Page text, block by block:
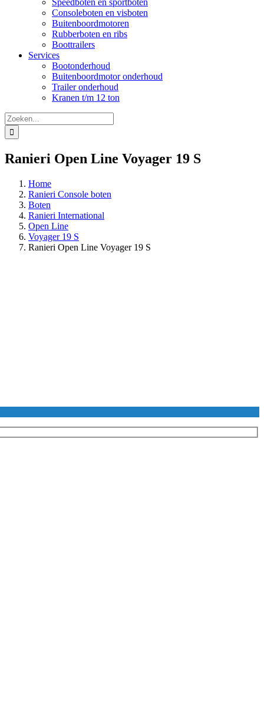
Speedboten en sportboten
Consoleboten en visboten
Buitenboordmotoren
Rubberboten en ribs
Boottrailers
Services
Bootonderhoud
Buitenboordmotor onderhoud
Trailer onderhoud
Kranen t/m 12 ton
Zoeken
naar:
Ranieri Open Line Voyager 19 S
Home
Ranieri Console boten
Boten
Ranieri International
Open Line
Voyager 19 S
Ranieri Open Line Voyager 19 S